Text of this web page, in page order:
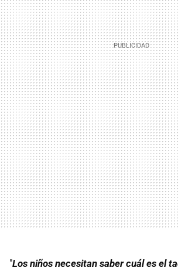
"Los niños necesitan saber cuál es el